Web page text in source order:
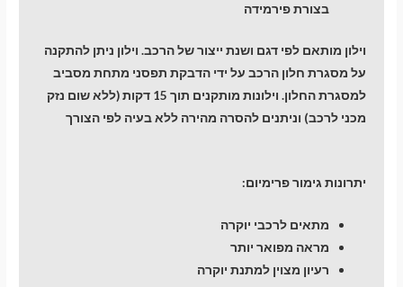
בצורת פירמידה
וילון מותאם לפי דגם ושנת ייצור של הרכב. וילון ניתן להתקנה
על מסגרת חלון הרכב על ידי הדבקת תפסני מתחת מסביב
למסגרת החלון. וילונות מותקנים תוך 15 דקות (ללא שום נזק
מכני לרכב) וניתנים להסרה מהירה ללא בעיה לפי הצורך
יתרונות גימור פרימיום:
מתאים לרכבי יוקרה
מראה מפואר יותר
רעיון מצוין למתנת יוקרה